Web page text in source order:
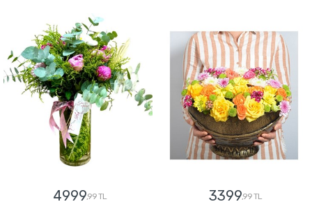
4999,99 TL 3399,99 TL